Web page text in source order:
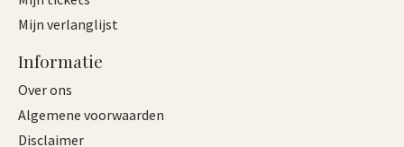
Mijn verlanglijst
Informatie
Over ons
Algemene voorwaarden
Disclaimer